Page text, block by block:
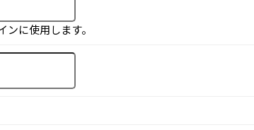
に使用します。